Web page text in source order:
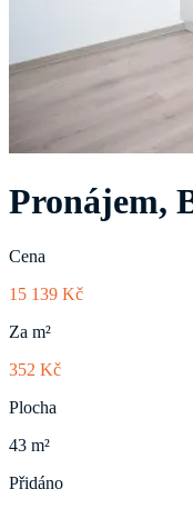
Pronájem,
Cena
15 139 Kč
Za m²
352 Kč
Plocha
43 m²
Přidáno